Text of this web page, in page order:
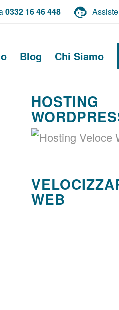
0332 16 46 448
Blog Chi Siamo
HOSTING
WEB